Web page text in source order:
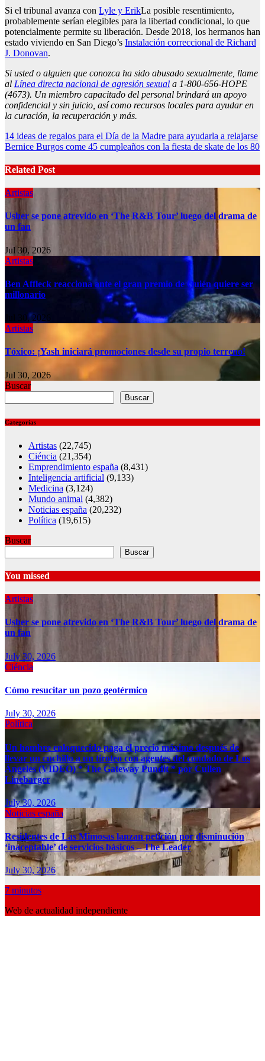
Si el tribunal avanza con Lyle y ErikLa posible resentimiento,
probablemente serían elegibles para la libertad condicional, lo que
potencialmente permite su liberación. Desde 2018, los hermanos han
estado viviendo en San Diego’s Instalación correccional de Richard
J. Donovan.
Si usted o alguien que conozca ha sido abusado sexualmente, llame
al Línea directa nacional de agresión sexual a 1-800-656-HOPE
(4673). Un miembro capacitado del personal brindará un apoyo
confidencial y sin juicio, así como recursos locales para ayudar en
la curación, la recuperación y más.
Post
navigation
14 ideas de regalos para el Día de la Madre para ayudarla a relajarse
Bernice Burgos come 45 cumpleaños con la fiesta de skate de los 80
Related Post
Artistas
Usher se pone atrevido en ‘The R&B Tour’ luego del drama de
un fan
Jul 30, 2026
Artistas
Ben Affleck reacciona ante el gran premio de Quién quiere ser
millonario
Jul 30, 2026
Artistas
Tóxico: ¡Yash iniciará promociones desde su propio terreno!
Jul 30, 2026
Buscar
Buscar
Categorías
Artistas (22,745)
Ciéncia (21,354)
Emprendimiento españa (8,431)
Inteligencia artificial (9,133)
Medicina (3,124)
Mundo animal (4,382)
Noticias españa (20,232)
Política (19,615)
Buscar
Buscar
You missed
Artistas
Usher se pone atrevido en ‘The R&B Tour’ luego del drama de
un fan
July 30, 2026
Ciéncia
Cómo resucitar un pozo geotérmico
July 30, 2026
Política
Un hombre enloquecido paga el precio máximo después de
llevar un cuchillo a un tiroteo con agentes del condado de Los
Ángeles (VIDEO) * The Gateway Pundit * por Cullen
Linebarger
July 30, 2026
Noticias españa
Residentes de Las Mimosas lanzan petición por disminución
‘inaceptable’ de servicios básicos – The Leader
July 30, 2026
7 minutos
Web de actualidad independiente